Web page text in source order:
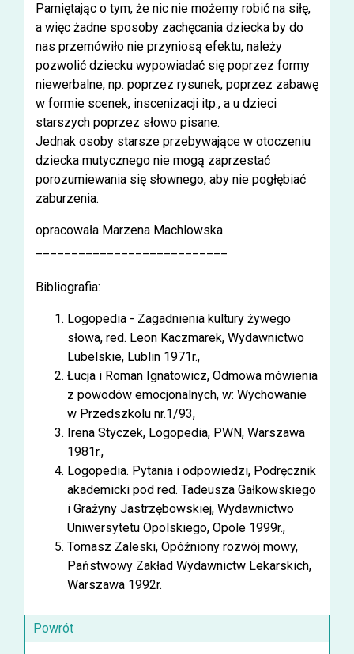
Pamiętając o tym, że nic nie możemy robić na siłę,
a więc żadne sposoby zachęcania dziecka by do
nas przemówiło nie przyniosą efektu, należy
pozwolić dziecku wypowiadać się poprzez formy
niewerbalne, np. poprzez rysunek, poprzez zabawę
w formie scenek, inscenizacji itp., a u dzieci
starszych poprzez słowo pisane.
Jednak osoby starsze przebywające w otoczeniu
dziecka mutycznego nie mogą zaprzestać
porozumiewania się słownego, aby nie pogłębiać
zaburzenia.
opracowała Marzena Machlowska
Bibliografia:
Logopedia - Zagadnienia kultury żywego
słowa, red. Leon Kaczmarek, Wydawnictwo
Lubelskie, Lublin 1971r.,
Łucja i Roman Ignatowicz, Odmowa mówienia
z powodów emocjonalnych, w: Wychowanie
w Przedszkolu nr.1/93,
Irena Styczek, Logopedia, PWN, Warszawa
1981r.,
Logopedia. Pytania i odpowiedzi, Podręcznik
akademicki pod red. Tadeusza Gałkowskiego
i Grażyny Jastrzębowskiej, Wydawnictwo
Uniwersytetu Opolskiego, Opole 1999r.,
Tomasz Zaleski, Opóźniony rozwój mowy,
Państwowy Zakład Wydawnictw Lekarskich,
Warszawa 1992r.
Powrót